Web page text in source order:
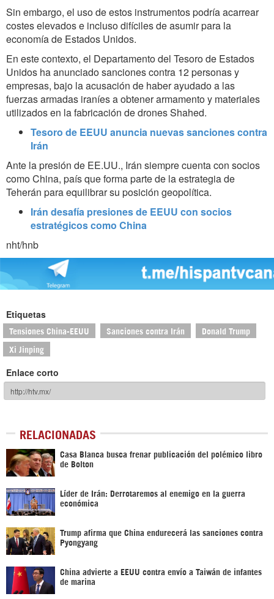
Sin embargo, el uso de estos instrumentos podría acarrear
costes elevados e incluso difíciles de asumir para la
economía de Estados Unidos.
En este contexto, el Departamento del Tesoro de Estados
Unidos ha anunciado sanciones contra 12 personas y
empresas, bajo la acusación de haber ayudado a las
fuerzas armadas iraníes a obtener armamento y materiales
utilizados en la fabricación de drones Shahed.
Tesoro de EEUU anuncia nuevas sanciones contra
Irán
Ante la presión de EE.UU., Irán siempre cuenta con socios
como China, país que forma parte de la estrategia de
Teherán para equilibrar su posición geopolítica.
Irán desafía presiones de EEUU con socios
estratégicos como China
nht/hnb
Etiquetas
Tensiones China-EEUU Sanciones contra Irán Donald Trump
Xi Jinping
Enlace corto
RELACIONADAS
Casa Blanca busca frenar publicación del polémico libro
de Bolton
Líder de Irán: Derrotaremos al enemigo en la guerra
económica
Trump afirma que China endurecerá las sanciones contra
Pyongyang
China advierte a EEUU contra envío a Taiwán de infantes
de marina